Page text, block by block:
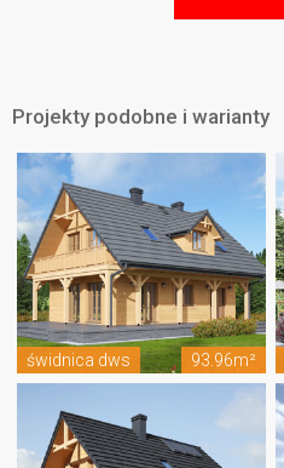
Projekty podobne i warianty
świdnica dws 93.96m²